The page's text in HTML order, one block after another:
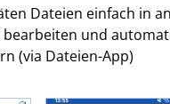
Dateien einfach in
und
(via Dateien-App)